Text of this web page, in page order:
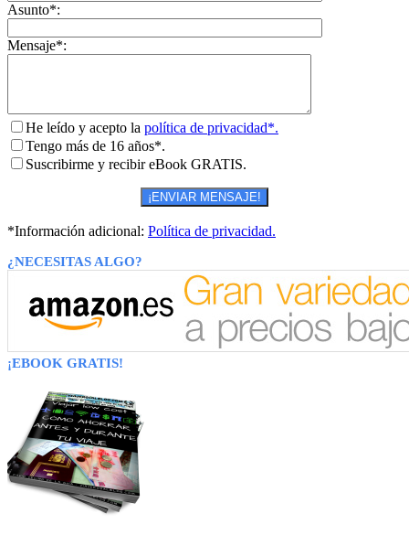
Asunto*:
Mensaje*:
He leído y acepto la política de privacidad*.
Tengo más de 16 años*.
Suscribirme y recibir eBook GRATIS.
*Información adicional: Política de privacidad.
¿NECESITAS ALGO?
¡EBOOK GRATIS!